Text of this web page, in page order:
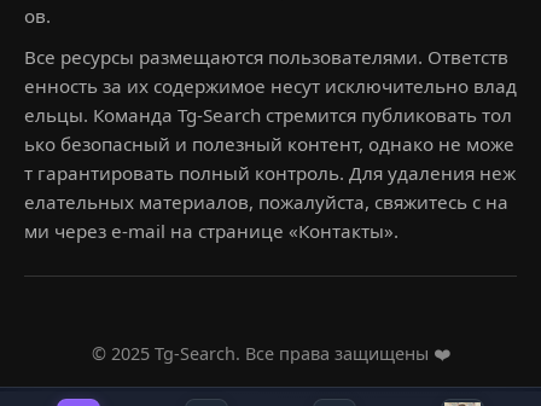
ов.
Все ресурсы размещаются пользователями. Ответств
енность за их содержимое несут исключительно влад
ельцы. Команда Tg-Search стремится публиковать тол
ько безопасный и полезный контент, однако не може
т гарантировать полный контроль. Для удаления неж
елательных материалов, пожалуйста, свяжитесь с на
ми через e-mail на странице «Контакты».
© 2025 Tg-Search. Все права защищены ❤️